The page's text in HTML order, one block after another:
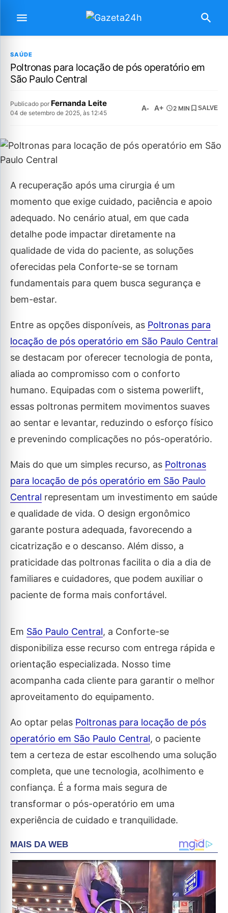
SAÚDE
Poltronas para locação de pós operatório em
São Paulo Central
Publicado por Fernanda Leite
04 de setembro de 2025, às 12:45
A- A+ 2 MIN SALVE
A recuperação após uma cirurgia é um
momento que exige cuidado, paciência e apoio
adequado. No cenário atual, em que cada
detalhe pode impactar diretamente na
qualidade de vida do paciente, as soluções
oferecidas pela Conforte-se se tornam
fundamentais para quem busca segurança e
bem-estar.
Entre as opções disponíveis, as Poltronas para
locação de pós operatório em São Paulo Central
se destacam por oferecer tecnologia de ponta,
aliada ao compromisso com o conforto
humano. Equipadas com o sistema powerlift,
essas poltronas permitem movimentos suaves
ao sentar e levantar, reduzindo o esforço físico
e prevenindo complicações no pós-operatório.
Mais do que um simples recurso, as Poltronas
para locação de pós operatório em São Paulo
Central representam um investimento em saúde
e qualidade de vida. O design ergonômico
garante postura adequada, favorecendo a
cicatrização e o descanso. Além disso, a
praticidade das poltronas facilita o dia a dia de
familiares e cuidadores, que podem auxiliar o
paciente de forma mais confortável.
Em São Paulo Central, a Conforte-se
disponibiliza esse recurso com entrega rápida e
orientação especializada. Nosso time
acompanha cada cliente para garantir o melhor
aproveitamento do equipamento.
Ao optar pelas Poltronas para locação de pós
operatório em São Paulo Central, o paciente
tem a certeza de estar escolhendo uma solução
completa, que une tecnologia, acolhimento e
confiança. É a forma mais segura de
transformar o pós-operatório em uma
experiência de cuidado e tranquilidade.